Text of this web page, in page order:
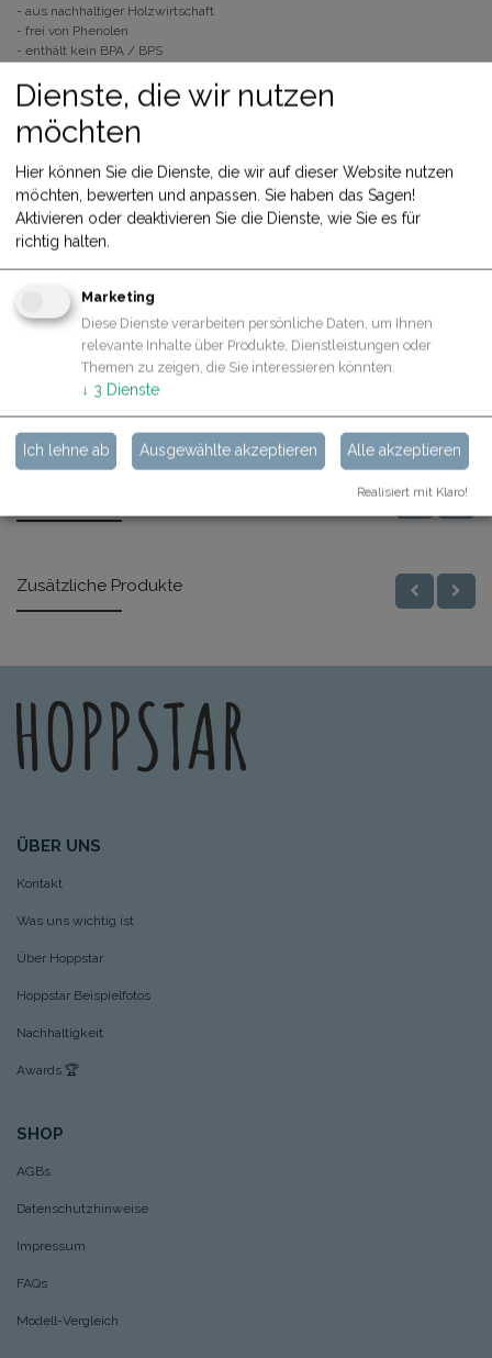
- aus nachhaltiger Holzwirtschaft
- frei von Phenolen
- enthält kein BPA / BPS
- Sonnenlichtbeständig - kein verblassen
- Wasserresistent
Dieses Produkt ist nicht länger verfügbar.
Beschreibung
Spezifikationen
Zusätzliche Produkte
ÜBER UNS
Kontakt
Was uns wichtig ist
Über Hoppstar
Hoppstar Beispielfotos
Nachhaltigkeit
Awards 🏆
SHOP
AGBs
Datenschutzhinweise
Impressum
FAQs
Modell-Vergleich
Dienste, die wir nutzen
möchten
Hier können Sie die Dienste, die wir auf dieser Website nutzen
möchten, bewerten und anpassen. Sie haben das Sagen!
Aktivieren oder deaktivieren Sie die Dienste, wie Sie es für
richtig halten.
Marketing
Diese Dienste verarbeiten persönliche Daten, um Ihnen
relevante Inhalte über Produkte, Dienstleistungen oder
Themen zu zeigen, die Sie interessieren könnten.
↓ 3 Dienste
Ich lehne ab Ausgewählte akzeptieren Alle akzeptieren
Realisiert mit Klaro!